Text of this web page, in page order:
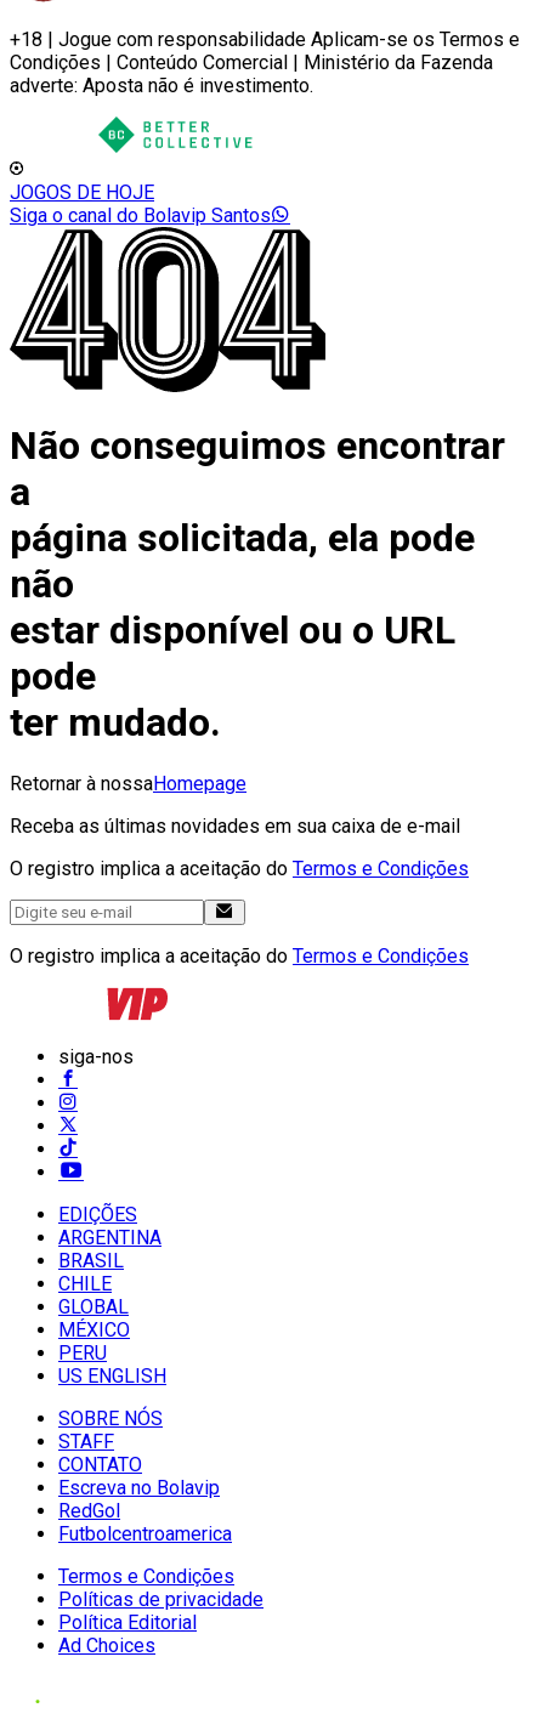
+18 | Jogue com responsabilidade Aplicam-se os Termos e
Condições | Conteúdo Comercial | Ministério da Fazenda
adverte: Aposta não é investimento.
JOGOS DE HOJE
Siga o canal do Bolavip Santos
Não conseguimos encontrar
a
página solicitada, ela pode
não
estar disponível ou o URL
pode
ter mudado.
Retornar à nossaHomepage
Receba as últimas novidades em sua caixa de e-mail
O registro implica a aceitação do Termos e Condições
O registro implica a aceitação do Termos e Condições
siga-nos
EDIÇÕES
ARGENTINA
BRASIL
CHILE
GLOBAL
MÉXICO
PERU
US ENGLISH
SOBRE NÓS
STAFF
CONTATO
Escreva no Bolavip
RedGol
Futbolcentroamerica
Termos e Condições
Políticas de privacidade
Política Editorial
Ad Choices